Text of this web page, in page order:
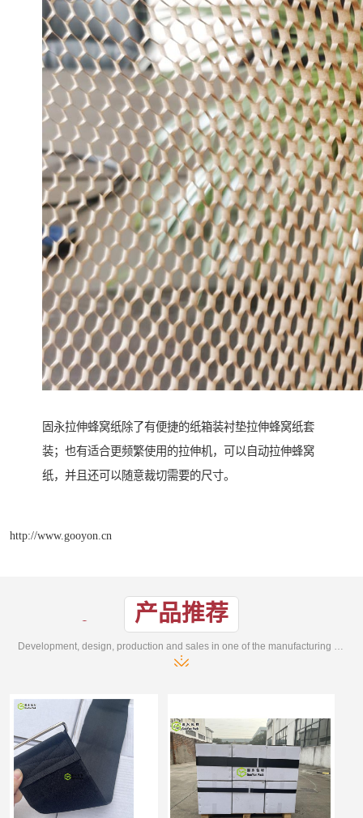
固永拉伸蜂窝纸除了有便捷的纸箱装衬垫拉伸蜂窝纸套
装；也有适合更频繁使用的拉伸机，可以自动拉伸蜂窝
纸，并且还可以随意裁切需要的尺寸。
http://www.gooyon.cn
产品推荐
Development, design, production and sales in one of the manufacturing enterprises